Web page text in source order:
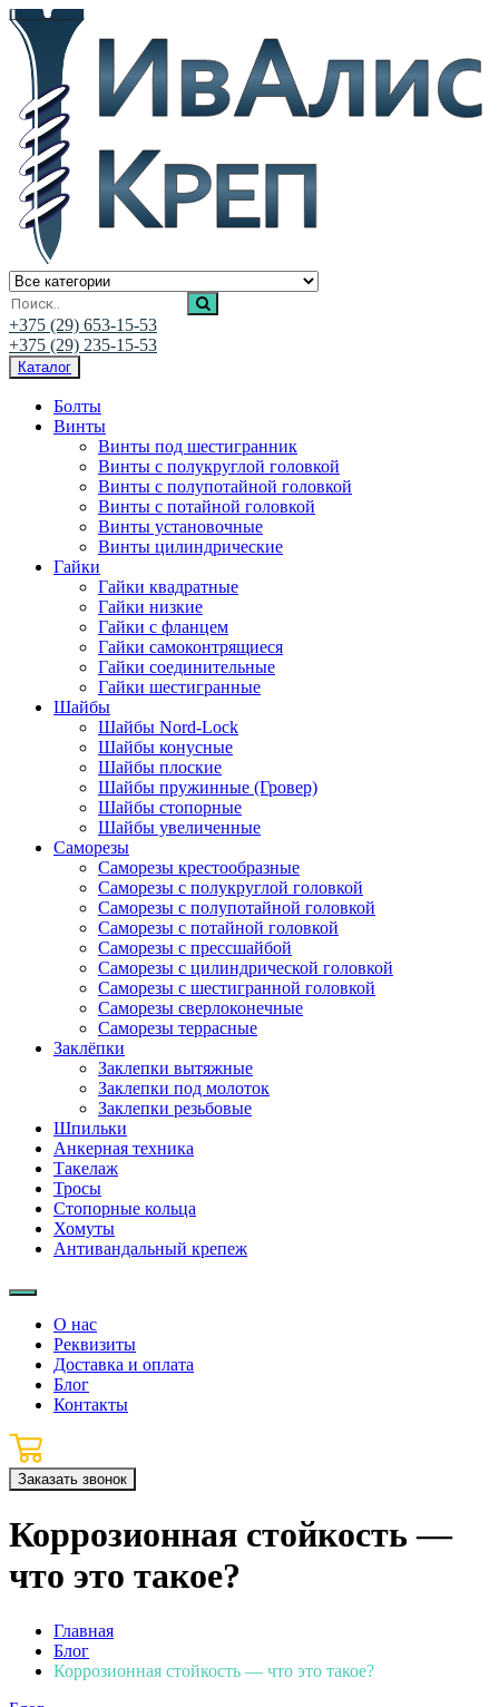
Ивалис Креп
Магазин нержавеющего крепежа
+375 (29) 653-15-53
+375 (29) 235-15-53
Каталог
Болты
Винты
Винты под шестигранник
Винты с полукруглой головкой
Винты с полупотайной головкой
Винты с потайной головкой
Винты установочные
Винты цилиндрические
Гайки
Гайки квадратные
Гайки низкие
Гайки с фланцем
Гайки самоконтрящиеся
Гайки соединительные
Гайки шестигранные
Шайбы
Шайбы Nord-Lock
Шайбы конусные
Шайбы плоские
Шайбы пружинные (Гровер)
Шайбы стопорные
Шайбы увеличенные
Саморезы
Саморезы крестообразные
Саморезы с полукруглой головкой
Саморезы с полупотайной головкой
Саморезы с потайной головкой
Саморезы с прессшайбой
Саморезы с цилиндрической головкой
Саморезы с шестигранной головкой
Саморезы сверлоконечные
Саморезы террасные
Заклёпки
Заклепки вытяжные
Заклепки под молоток
Заклепки резьбовые
Шпильки
Анкерная техника
Такелаж
Тросы
Стопорные кольца
Хомуты
Антивандальный крепеж
О нас
Реквизиты
Доставка и оплата
Блог
Контакты
Заказать звонок
Коррозионная стойкость —
что это такое?
Главная
Блог
Коррозионная стойкость — что это такое?